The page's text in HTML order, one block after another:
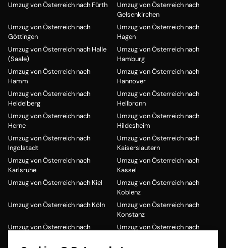
Umzug von Österreich nach Fürth
Umzug von Österreich nach
Gelsenkirchen
Umzug von Österreich nach
Göttingen
Umzug von Österreich nach
Hagen
Umzug von Österreich nach Halle
(Saale)
Umzug von Österreich nach
Hamburg
Umzug von Österreich nach
Hamm
Umzug von Österreich nach
Hannover
Umzug von Österreich nach
Heidelberg
Umzug von Österreich nach
Heilbronn
Umzug von Österreich nach
Herne
Umzug von Österreich nach
Hildesheim
Umzug von Österreich nach
Ingolstadt
Umzug von Österreich nach
Kaiserslautern
Umzug von Österreich nach
Karlsruhe
Umzug von Österreich nach
Kassel
Umzug von Österreich nach Kiel
Umzug von Österreich nach
Koblenz
Umzug von Österreich nach Köln
Umzug von Österreich nach
Konstanz
Umzug von Österreich nach
Umzug von Österreich nach